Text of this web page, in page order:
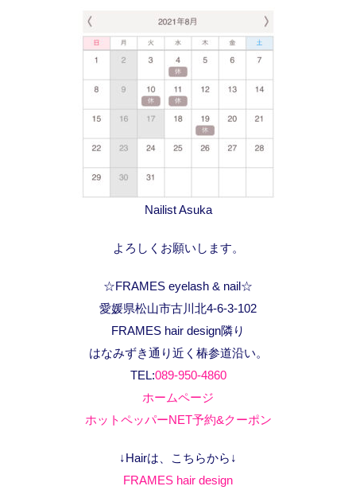
Nailist Asuka
よろしくお願いします。
☆FRAMES eyelash & nail☆
愛媛県松山市古川北4-6-3-102
FRAMES hair design隣り
はなみずき通り近く椿参道沿い。
TEL:089-950-4860
ホームページ
ホットペッパーNET予約&クーポン
↓Hairは、こちらから↓
FRAMES hair design